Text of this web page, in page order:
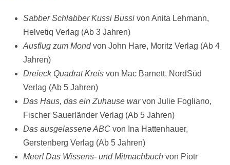
Sabber Schlabber Kussi Bussivon Anita Lehmann,
Helvetiq Verlag (Ab 3 Jahren)
Ausflug zum Mondvon John Hare, Moritz Verlag (Ab 4
Jahren)
Dreieck Quadrat Kreisvon Mac Barnett, NordSüd
Verlag (Ab 5 Jahren)
Das Haus, das ein Zuhause warvon Julie Fogliano,
Fischer Sauerländer Verlag (Ab 5 Jahren)
Das ausgelassene ABCvon Ina Hattenhauer,
Gerstenberg Verlag (Ab 5 Jahren)
Meer! Das Wissens- und Mitmachbuchvon Piotr